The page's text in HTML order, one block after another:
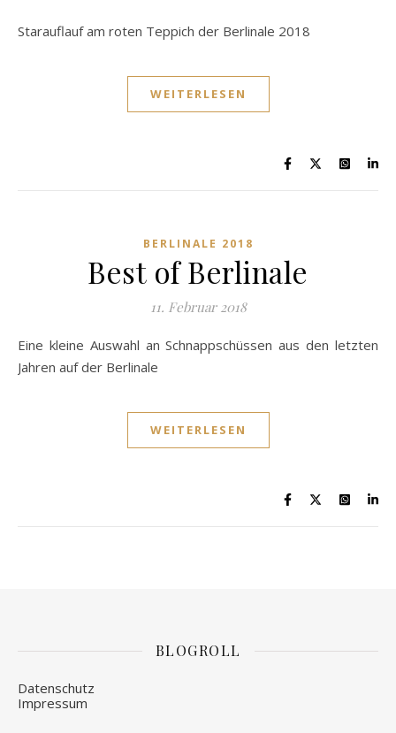
Starauflauf am roten Teppich der Berlinale 2018
WEITERLESEN
BERLINALE 2018
Best of Berlinale
11. Februar 2018
Eine kleine Auswahl an Schnappschüssen aus den letzten
Jahren auf der Berlinale
WEITERLESEN
BLOGROLL
Datenschutz
Impressum